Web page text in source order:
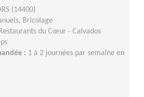
(14400)
Bricolage
du Cœur - Calvados
: 1 à 2 journées par semaine en